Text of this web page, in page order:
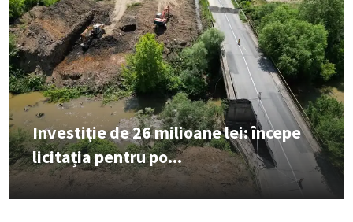
Investiție de 26 milioane lei: începe
licitația pentru po...